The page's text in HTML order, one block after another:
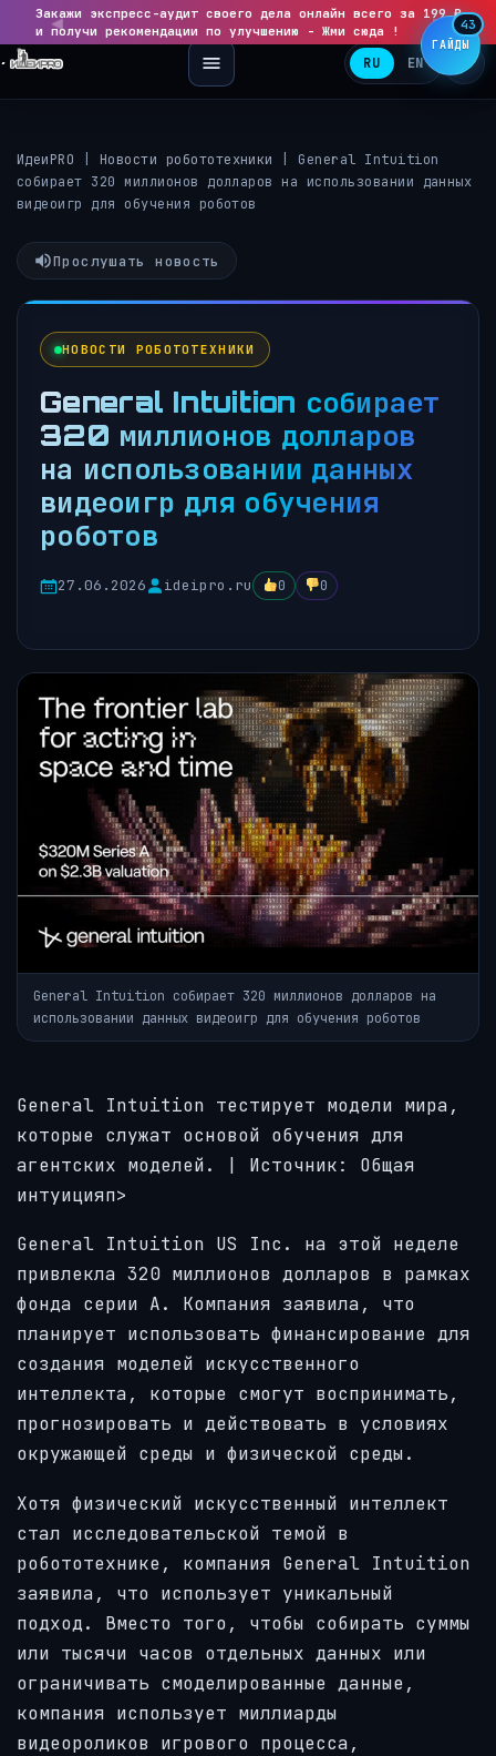
◀
Закажи экспресс-аудит своего дела онлайн всего за 199 ₽
и получи рекомендации по улучшению - Жми сюда !
▶
RU EN
ИдеиPRO Новости робототехники
General Intuition
собирает 320 миллионов долларов на использовании данных
видеоигр для обучения роботов
Прослушать новость
НОВОСТИ РОБОТОТЕХНИКИ
General Intuition собирает
320 миллионов долларов
на использовании данных
видеоигр для обучения
роботов
27.06.2026 ideipro.ru 0 0
General Intuition собирает 320 миллионов долларов на
использовании данных видеоигр для обучения роботов
General Intuition тестирует модели мира,
которые служат основой обучения для
агентских моделей. | Источник: Общая
интуицияп>
General Intuition US Inc. на этой неделе
привлекла 320 миллионов долларов в рамках
фонда серии А. Компания заявила, что
планирует использовать финансирование для
создания моделей искусственного
интеллекта, которые смогут воспринимать,
прогнозировать и действовать в условиях
окружающей среды и физической среды.
Хотя физический искусственный интеллект
стал исследовательской темой в
робототехнике, компания General Intuition
заявила, что использует уникальный
подход. Вместо того, чтобы собирать суммы
или тысячи часов отдельных данных или
ограничивать смоделированные данные,
компания использует миллиарды
видеороликов игрового процесса,
ГАЙДЫ
43